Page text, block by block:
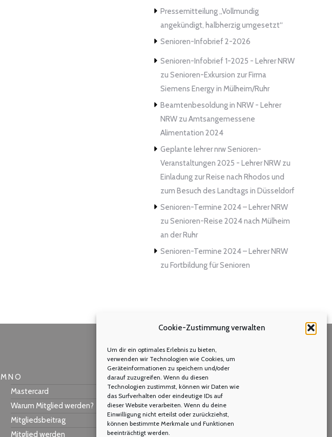
Cookie-Zustimmung verwalten
Um dir ein optimales Erlebnis zu bieten,
verwenden wir Technologien wie Cookies, um
Geräteinformationen zu speichern und/oder
darauf zuzugreifen. Wenn du diesen
Technologien zustimmst, können wir Daten wie
das Surfverhalten oder eindeutige IDs auf
dieser Website verarbeiten. Wenn du deine
Einwilligung nicht erteilst oder zurückziehst,
können bestimmte Merkmale und Funktionen
beeinträchtigt werden.
Pressemitteilung „Vollmundig
angekündigt, halbherzig umgesetzt“
Senioren-Infobrief 2-2026
Senioren-Infobrief 1-2025 - Lehrer NRW
zu Senioren-Exkursion zur Firma
Siemens Energy in Mülheim/Ruhr
Beamtenbesoldung in NRW - Lehrer
NRW zu Amtsangemessene
Alimentation 2024
Geplante lehrer nrw Senioren-
Veranstaltungen 2025 - Lehrer NRW zu
Einladung zur Reise nach Rhodos und
zum Besuch des Landtags in Düsseldorf
Senioren-Termine 2024 – Lehrer NRW
zu Senioren-Reise 2024 nach Mülheim
an der Ruhr
Senioren-Termine 2024 – Lehrer NRW
zu Fortbildung für Senioren
M N O
Mastercard
Warum Mitglied werden?
Mitgliedsbeitrag
Mitglied werden
Volltextsuche
Search: